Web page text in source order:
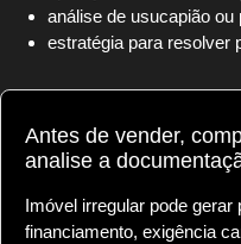
análise de usucapião ou
estratégia para resolver
Antes de vender,
analise a
Imóvel irregular pode
financiamento, exigência